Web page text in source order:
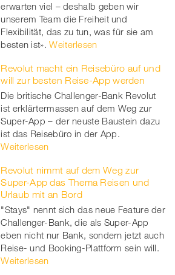
erwarten viel – deshalb geben wir
unserem Team die Freiheit und
Flexibilität, das zu tun, was für sie am
besten ist». Weiterlesen
Revolut macht ein Reisebüro auf und
will zur besten Reise-App werden
Die britische Challenger-Bank Revolut
ist erklärtermassen auf dem Weg zur
Super-App – der neuste Baustein dazu
ist das Reisebüro in der App.
Weiterlesen
Revolut nimmt auf dem Weg zur
Super-App das Thema Reisen und
Urlaub mit an Bord
"Stays" nennt sich das neue Feature der
Challenger-Bank, die als Super-App
eben nicht nur Bank, sondern jetzt auch
Reise- und Booking-Plattform sein will.
Weiterlesen